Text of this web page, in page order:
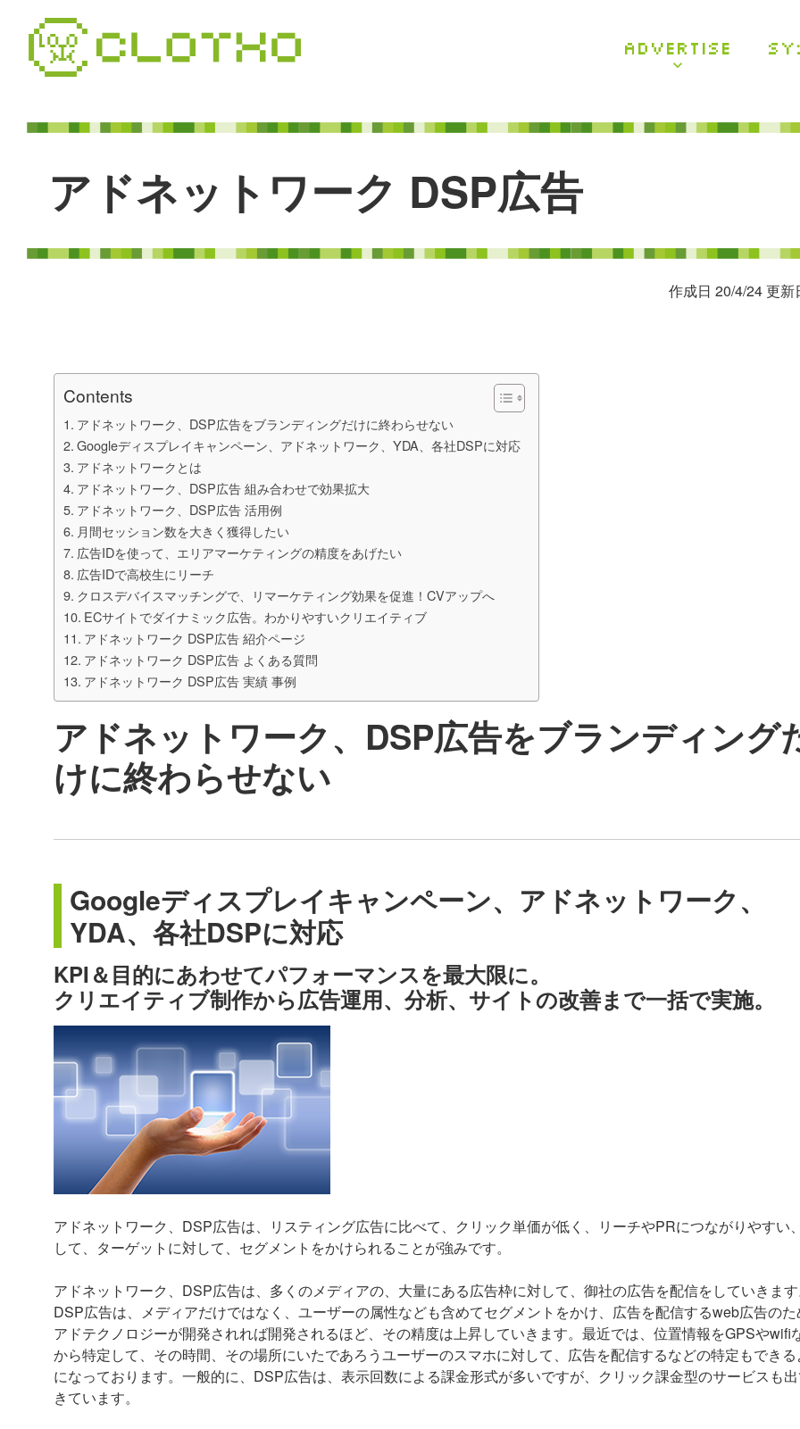
ADVERTISE
ア ドネッ ト ワーク DSP広告
作成日 20/4/24 更新
Contents
アドネットワーク、DSP広告をブランディングだけに終わらせない
Googleディスプレイキャンペーン、アドネットワーク、YDA、各社DSPに対応
アドネットワークとは
アドネットワーク、DSP広告 組み合わせで効果拡大
アドネットワーク、DSP広告 活用例
月間セッション数を大きく獲得したい
広告IDを使って、エリアマーケティングの精度をあげたい
広告IDで高校生にリーチ
クロスデバイスマッチングで、リマーケティング効果を促進！CVアップへ
ECサイトでダイナミック広告。わかりやすいクリエイティブ
アドネットワーク DSP広告 紹介ページ
アドネットワーク DSP広告 よくある質問
アドネットワーク DSP広告 実績 事例
アドネットワーク、DSP広告をブランディング
けに終わらせない
Googleディスプレイキャンペーン、アドネットワーク、
YDA、各社DSPに対応
KPI＆目的にあわせてパフォーマンスを最大限に。
クリエイティブ制作から広告運用、分析、サイトの改善まで一括で実施。
アドネットワーク、DSP広告は、リスティング広告に比べて、クリック単価が低く、リーチやPRにつながりやすい
して、ターゲットに対して、セグメントをかけられることが強みです。
アドネットワーク、DSP広告は、多くのメディアの、大量にある広告枠に対して、御社の広告を配信をしていきます
DSP広告は、メディアだけではなく、ユーザーの属性なども含めてセグメントをかけ、広告を配信するweb広告のた
アドテクノロジーが開発されれば開発されるほど、その精度は上昇していきます。最近では、位置情報をGPSやwifi
から特定して、その時間、その場所にいたであろうユーザーのスマホに対して、広告を配信するなどの特定もできる
になっております。一般的に、DSP広告は、表示回数による課金形式が多いですが、クリック課金型のサービスも
きています。